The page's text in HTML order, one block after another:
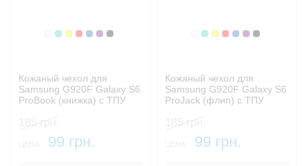
Белый
Бирюзовый
Желтый
Красный
Синий, темный
Фиолетовый, темный
Черный
Кожаный чехол для
Samsung G920F Galaxy S6
ProBook (книжка) с ТПУ
99 грн.
Белый
Бирюзовый
Желтый
Красный
Синий,Черный
Кожаный чехол для
Samsung G920F Galaxy S6
ProJack (флип) с ТПУ
99 грн.